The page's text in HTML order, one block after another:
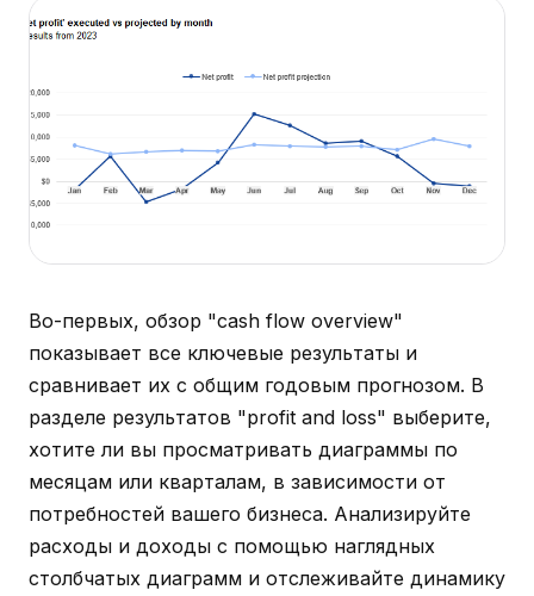
Во-первых, обзор "cash flow overview"
показывает все ключевые результаты и
сравнивает их с общим годовым прогнозом. В
разделе результатов "profit and loss" выберите,
хотите ли вы просматривать диаграммы по
месяцам или кварталам, в зависимости от
потребностей вашего бизнеса. Анализируйте
расходы и доходы с помощью наглядных
столбчатых диаграмм и отслеживайте динамику